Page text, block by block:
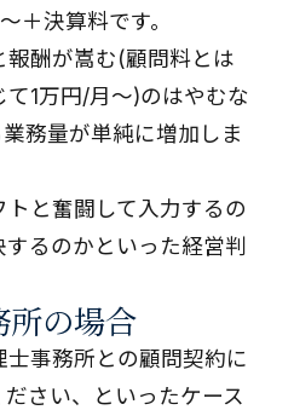
＋決算料です。
酬が嵩む(顧問料とは
1万円/月～)のはやむな
務量が単純に増加しま
と奮闘して入力するの
るのかといった経営判
所の場合
事務所との顧問契約に
さい、といったケース